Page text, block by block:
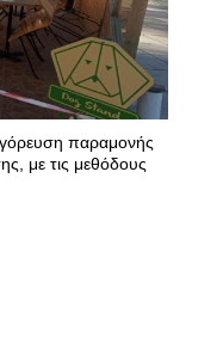
παραμονής
με τις μεθόδους